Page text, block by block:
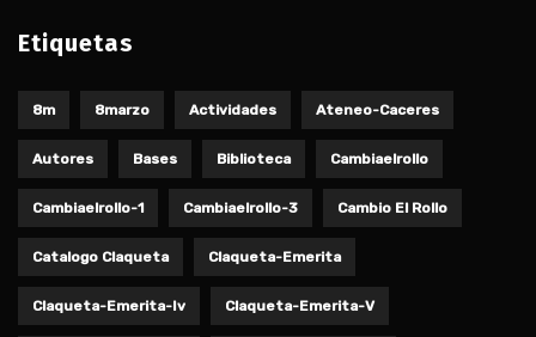
Etiquetas
8m 8marzo Actividades Ateneo-Caceres
Autores Bases Biblioteca Cambiaelrollo
Cambiaelrollo-1 Cambiaelrollo-3 Cambio El Rollo
Catalogo Claqueta Claqueta-Emerita
Claqueta-Emerita-Iv Claqueta-Emerita-V